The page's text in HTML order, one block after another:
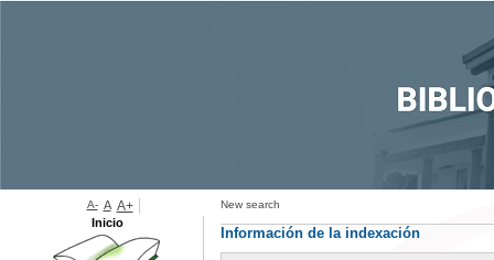
New search
Información de la indexación
A- A A+
Inicio